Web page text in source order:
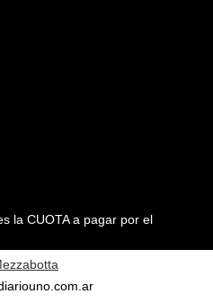
la CUOTA a pagar por el